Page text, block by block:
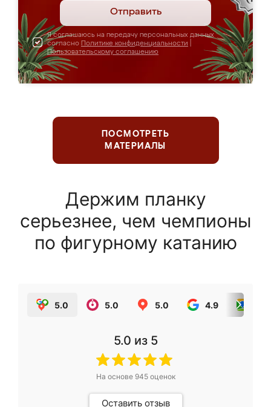
Отправить
Я соглашаюсь на передачу персональных данных
согласно Политике конфиденциальности
Пользовательскому соглашению
ПОСМОТРЕТЬ
МАТЕРИАЛЫ
Держим планку
серьезнее, чем чемпионы
по фигурному катанию
5.0 5.0 5.0 4.9
5.0 из 5
На основе 945оценок
Оставить отзыв